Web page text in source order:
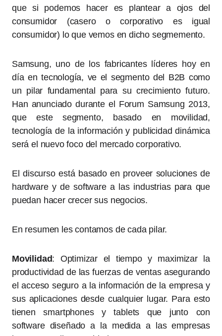
que si podemos hacer es plantear a ojos del
consumidor (casero o corporativo es igual
consumidor) lo que vemos en dicho segmemento.
Samsung, uno de los fabricantes líderes hoy en
día en tecnología, ve el segmento del B2B como
un pilar fundamental para su crecimiento futuro.
Han anunciado durante el Forum Samsung 2013,
que este segmento, basado en movilidad,
tecnología de la información y publicidad dinámica
será el nuevo foco del mercado corporativo.
El discurso está basado en proveer soluciones de
hardware y de software a las industrias para que
puedan hacer crecer sus negocios.
En resumen les contamos de cada pilar.
Movilidad: Optimizar el tiempo y maximizar la
productividad de las fuerzas de ventas asegurando
el acceso seguro a la información de la empresa y
sus aplicaciones desde cualquier lugar. Para esto
tienen smartphones y tablets que junto con
software diseñado a la medida a las empresas